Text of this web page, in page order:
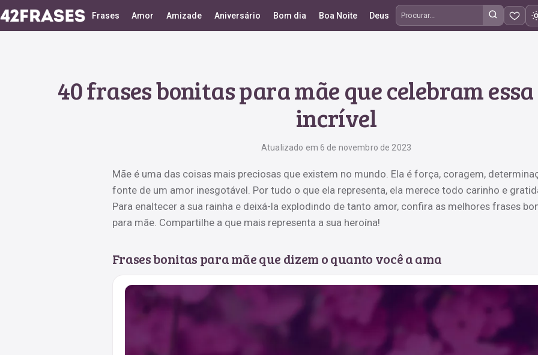
Frases Amor Amizade Aniversário Bom dia Boa Noite Deus
Procurar frases
40 frases bonitas para mãe que celebram
incrível
Atualizado em 6 de novembro de 2023
Mãe é uma das coisas mais preciosas que existem no mundo. Ela é força, coragem,
fonte de um amor inesgotável. Por tudo o que ela representa, ela merece todo carinho e
Para enaltecer a sua rainha e deixá-la explodindo de tanto amor, confira as melhores frases
para mãe. Compartilhe a que mais representa a sua heroína!
Frases bonitas para mãe que dizem o quanto você a ama